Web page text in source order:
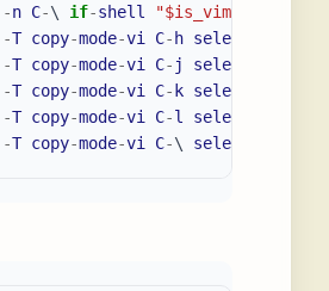
-n C-\ if-shell "$is_vim
-T copy-mode-vi C- h select
-T copy-mode-vi C- j select
-T copy-mode-vi C- k select
-T copy-mode-vi C-l select
-T copy-mode-vi C-\ select